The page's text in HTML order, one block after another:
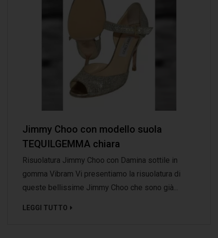
Jimmy Choo con modello suola
TEQUILGEMMA chiara
Risuolatura Jimmy Choo con Damina sottile in
gomma Vibram Vi presentiamo la risuolatura di
queste bellissime Jimmy Choo che sono già...
LEGGI TUTTO